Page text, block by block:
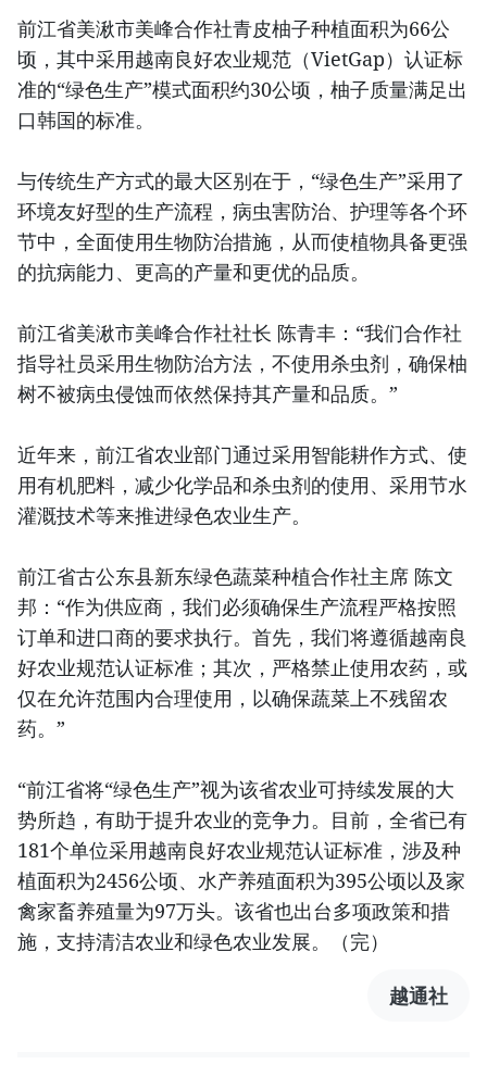
前江省美湫市美峰合作社青皮柚子种植面积为66公
顷，其中采用越南良好农业规范（VietGap）认证标
准的“绿色生产”模式面积约30公顷，柚子质量满足出
口韩国的标准。
与传统生产方式的最大区别在于，“绿色生产”采用了
环境友好型的生产流程，病虫害防治、护理等各个环
节中，全面使用生物防治措施，从而使植物具备更强
的抗病能力、更高的产量和更优的品质。
前江省美湫市美峰合作社社长 陈青丰：“我们合作社
指导社员采用生物防治方法，不使用杀虫剂，确保柚
树不被病虫侵蚀而依然保持其产量和品质。”
近年来，前江省农业部门通过采用智能耕作方式、使
用有机肥料，减少化学品和杀虫剂的使用、采用节水
灌溉技术等来推进绿色农业生产。
前江省古公东县新东绿色蔬菜种植合作社主席 陈文
邦：“作为供应商，我们必须确保生产流程严格按照
订单和进口商的要求执行。首先，我们将遵循越南良
好农业规范认证标准；其次，严格禁止使用农药，或
仅在允许范围内合理使用，以确保蔬菜上不残留农
药。”
“前江省将“绿色生产”视为该省农业可持续发展的大
势所趋，有助于提升农业的竞争力。目前，全省已有
181个单位采用越南良好农业规范认证标准，涉及种
植面积为2456公顷、水产养殖面积为395公顷以及家
禽家畜养殖量为97万头。该省也出台多项政策和措
施，支持清洁农业和绿色农业发展。（完）
越通社